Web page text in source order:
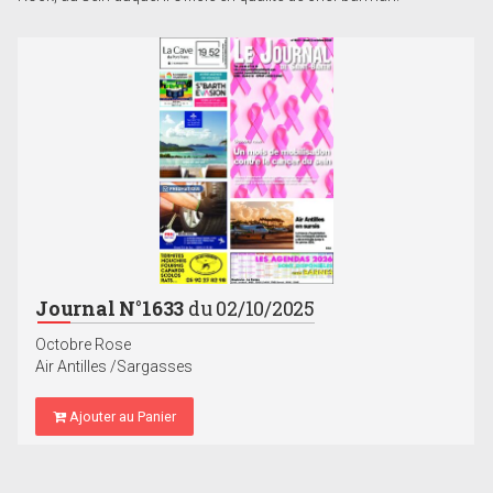
Journal N°1633 du 02/10/2025
Octobre Rose
Air Antilles /Sargasses
Ajouter au Panier